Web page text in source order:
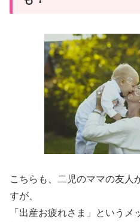
こちらも、二児のママの友人
すが、
「出産お疲れさま」という